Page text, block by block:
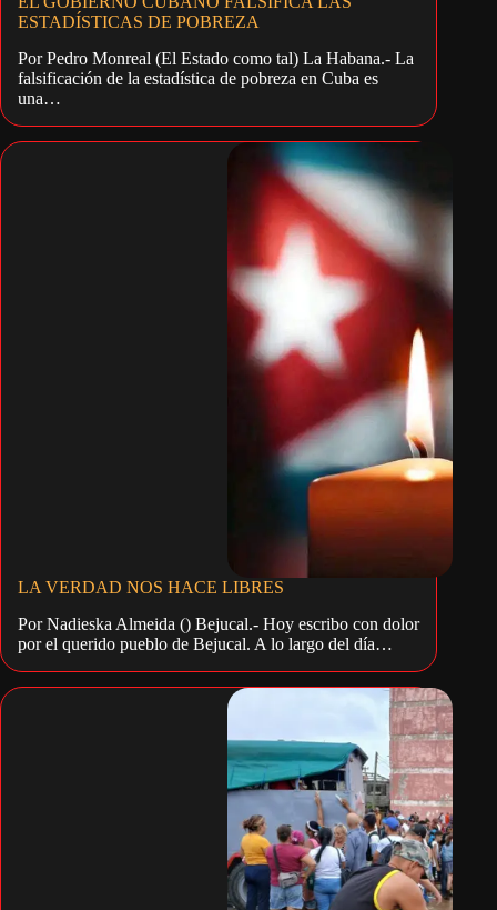
ESTADÍSTICAS DE POBREZA
Por Pedro Monreal (El Estado como tal) La Habana.- La
falsificación de la estadística de pobreza en Cuba es
una…
LA VERDAD NOS HACE LIBRES
Por Nadieska Almeida () Bejucal.- Hoy escribo con dolor
por el querido pueblo de Bejucal. A lo largo del día…